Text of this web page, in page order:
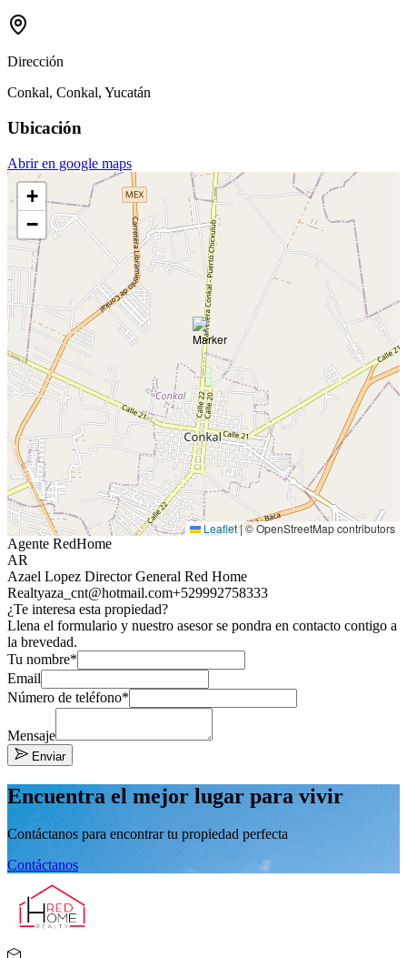
Dirección
Conkal, Conkal, Yucatán
Ubicación
Abrir en google maps
+
−
Leaflet|© OpenStreetMap contributors
Agente RedHome
AR
Azael Lopez Director General Red Home
Realtyaza_cnt@hotmail.com+529992758333
¿Te interesa esta propiedad?
Llena el formulario y nuestro asesor se pondra en contacto contigo a
la brevedad.
Tu nombre*
Email
Número de teléfono*
Mensaje
Enviar
Encuentra el mejor lugar para vivir
Contáctanos para encontrar tu propiedad perfecta
Contáctanos